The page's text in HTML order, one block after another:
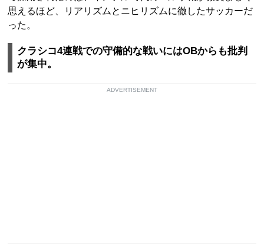
思えるほど、リアリズムとニヒリズムに徹したサッカーだ
った。
クラシコ4連戦での守備的な戦いにはOBからも批判
が集中。
ADVERTISEMENT